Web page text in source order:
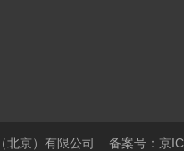
北京）有限公司 备案号：京